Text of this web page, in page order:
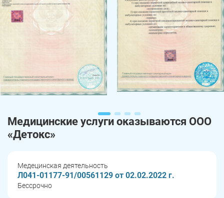
Медицинские услуги оказываются ООО
«Детокс»
Медецинская деятельность
Л041-01177-91/00561129 от 02.02.2022 г.
Бессрочно